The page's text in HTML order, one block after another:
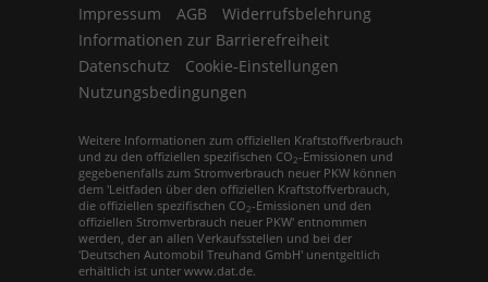
Impressum
AGB
Widerrufsbelehrung
Informationen zur Barrierefreiheit
Datenschutz
Cookie-Einstellungen
Nutzungsbedingungen
Weitere Informationen zum offiziellen Kraftstoffverbrauch
und zu den offiziellen spezifischen CO 2-Emissionen und
gegebenenfalls zum Stromverbrauch neuer PKW können
dem 'Leitfaden über den offiziellen Kraftstoffverbrauch,
die offiziellen spezifischen CO 2-Emissionen und den
offiziellen Stromverbrauch neuer PKW' entnommen
werden, der an allen Verkaufsstellen und bei der
'Deutschen Automobil Treuhand GmbH' unentgeltlich
erhältlich ist unter www.dat.de.